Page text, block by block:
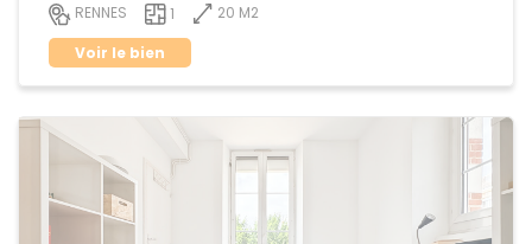
RENNES 1
20 M2
Voir le bien